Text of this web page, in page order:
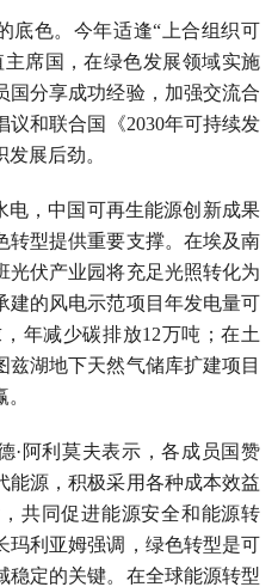
底色。今年适逢“上合组织可
席国，在绿色发展领域实施
国分享成功经验，加强交流合
和联合国《2030年可持续发
展后劲。
电，中国可再生能源创新成果
转型提供重要支撑。在埃及南
光伏产业园将充足光照转化为
建的风电示范项目年发电量可
年减少碳排放12万吨；在土
湖地下天然气储库扩建项目
·阿利莫夫表示，各成员国赞
能源，积极采用各种成本效益
共同促进能源安全和能源转
利亚姆强调，绿色转型是可
稳定的关键。在全球能源转型